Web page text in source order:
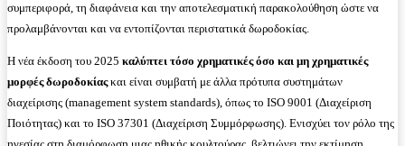
συμπεριφορά, τη διαφάνεια και την αποτελεσματική παρακολούθηση ώστε να
προλαμβάνονται και να εντοπίζονται περιστατικά δωροδοκίας.
Η νέα έκδοση του 2025 καλύπτει τόσο χρηματικές όσο και μη χρηματικές
μορφές δωροδοκίαςκαι είναι συμβατή με άλλα πρότυπα συστημάτων
διαχείρισης (management system standards), όπως το ISO 9001 (Διαχείριση
Ποιότητας) και το ISO 37301 (Διαχείριση Συμμόρφωσης). Ενισχύει τον ρόλο της